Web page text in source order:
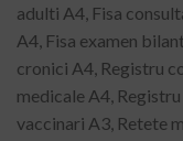
adulti A4, Fisa
A4, Fisa examen
cronici A4, Registru
medicale A4,
vaccinari A3, Retete